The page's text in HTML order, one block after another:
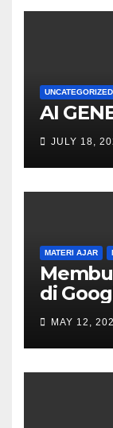
UNCATEGORIZED
AI
JULY 18,
MATERI AJAR
di
MAY 12,